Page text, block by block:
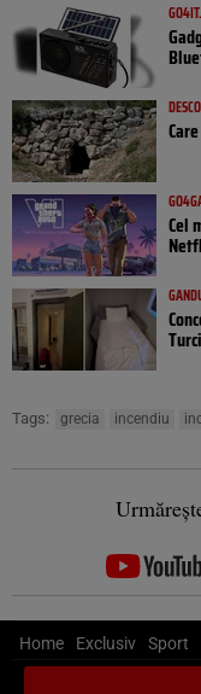
Cel
Tags: grecia incendiu
Home Exclusiv Sport